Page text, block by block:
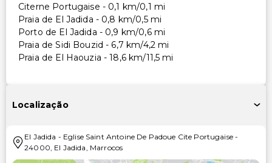
Citerne Portugaise - 0,1 km/0,1 mi
Praia de El Jadida - 0,8 km/0,5 mi
Porto de El Jadida - 0,9 km/0,6 mi
Praia de Sidi Bouzid - 6,7 km/4,2 mi
Praia de El Haouzia - 18,6 km/11,5 mi
Localização
El Jadida - Eglise Saint Antoine De Padoue Cite Portugaise-
24000 El Jadida Marrocos